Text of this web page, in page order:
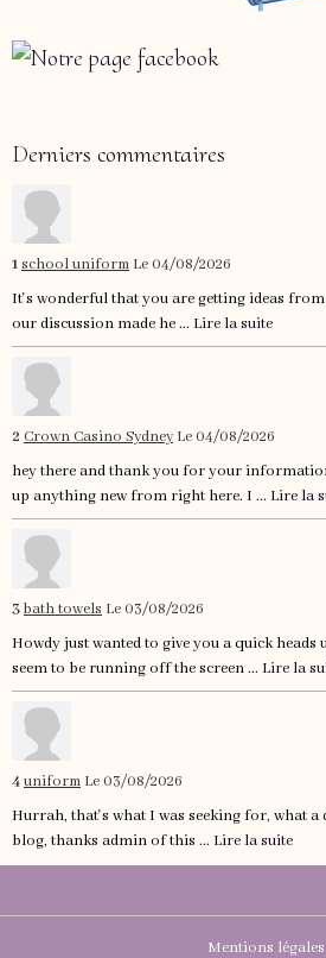
Derniers commentaires
1school uniform Le 04/08/2026
It's wonderful that you are getting ideas
our discussion made he ... Lire la suite
2 Crown Casino Sydney Le 04/08/2026
hey there and thank you for your
up anything new from right here. I ... Lire la
3bath towels Le 03/08/2026
Howdy just wanted to give you a quick heads
seem to be running off the screen ... Lire la
4uniform Le 03/08/2026
Hurrah, that's what I was seeking for, what a
blog, thanks admin of this ... Lire la suite
Mentions légales